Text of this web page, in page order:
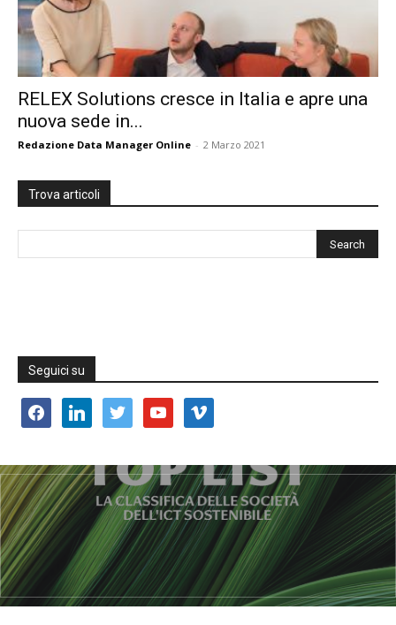
RELEX Solutions cresce in Italia e apre una
nuova sede in...
Redazione Data Manager Online - 2 Marzo 2021
Trova articoli
Seguici su
facebooklinkedin twitter youtube vimeo